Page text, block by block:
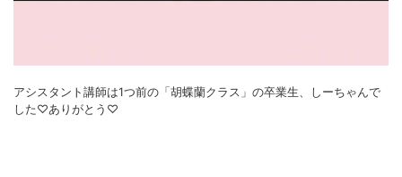
アシスタント講師は1つ前の「胡蝶蘭クラス」の卒業生、しーちゃんで
した♡ありがとう♡